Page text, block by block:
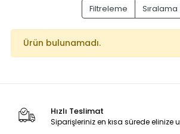
Filtreleme Sıralama
Ürün bulunamadı.
Hızlı Teslimat
Siparişleriniz en kısa sürede elinize